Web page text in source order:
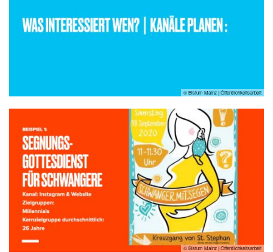
© Bistum Mainz | Öffentlichkeitsarbeit
© Bistum Mainz | Öffentlichkeitsarbeit